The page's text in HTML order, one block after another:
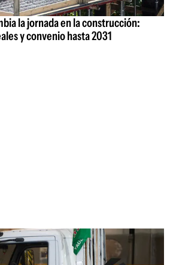
la jornada en la construcción:
y convenio hasta 2031